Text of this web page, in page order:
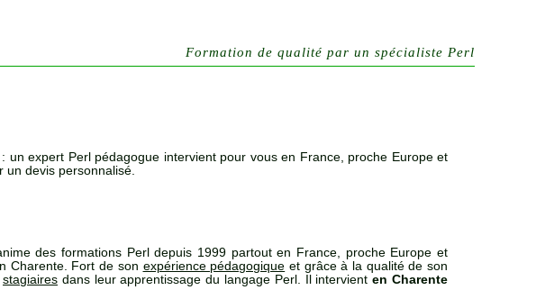
Formation de qualité par un spécialiste Perl
un expert Perl pédagogue intervient pour vous en France, proche Europe et
un devis personnalisé.
des formations Perl depuis 1999 partout en France, proche Europe et
Charente. Fort de son expérience pédagogique et grâce à la qualité de son
stagiaires dans leur apprentissage du langage Perl. Il intervienten Charente